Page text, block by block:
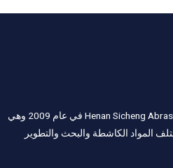
تأسست شركة Henan Sicheng Abrasives Tech Co., Ltd في عام 2009 وهي
المواد الكاشطة والبحث والتطوير